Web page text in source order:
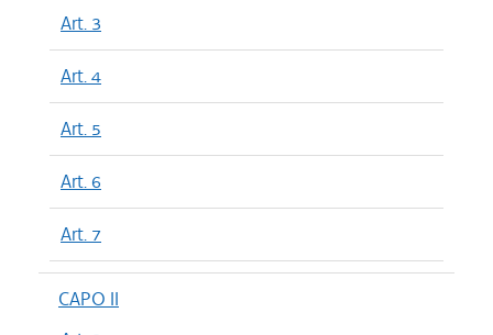
Art. 3
Art. 4
Art. 5
Art. 6
Art. 7
CAPO II